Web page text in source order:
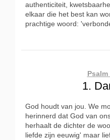
authenticiteit,
elkaar die het best kan
prachtige woord:
Psalm
1.
God houdt van jou. We
herinnerd dat God van
herhaalt de dichter de
liefde zijn eeuwig' maar